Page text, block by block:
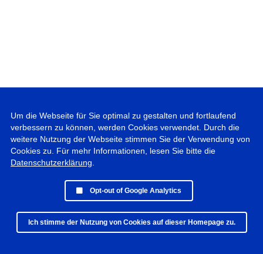
Um die Webseite für Sie optimal zu gestalten und fortlaufend
verbessern zu können, werden Cookies verwendet. Durch die
weitere Nutzung der Webseite stimmen Sie der Verwendung von
Cookies zu. Für mehr Informationen, lesen Sie bitte die
Datenschutzerklärung
Opt-out of Google Analytics
Ich stimme der Nutzung von Cookies auf dieser Homepage zu.